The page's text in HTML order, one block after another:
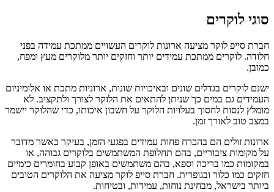
סוגי לוקרים
חברת סייפ לוקר מציעה ארונות לוקרים העשויים ממתכת עמידה בפני
חלודה. לוקרים ממתכת עמידים יותר וחזקים יותר מלוקרים מעץ ומפח,
כמובן.
ישנם לוקרים בגדלים שונים ובאיכויות שונות, ארוניות מתכת או אלומיניום
העמידים גם במים כך שניתן להתאים את הלוקר לצורך ולתקציב. לא
מומלץ לנסות לחסוך בעלויות הלוקר על חשבון איכותו, כדי שהלוקר יישמר
במצב טוב לאורך זמן.
ארונות זולים הם בהכרח פחות עמידים בפגעי הזמן, בעיקר כאשר מדובר
על מקומות ציבוריים, בהם תחלופת המשתמשים בלוקרים גבוהה, או
במקומות כמו בריכה וספא, בהם משתמשים באופן קבוע בחומרים כימיים
חזקים כמו כלור ובגופרית. חברת סייפ לוקר מציעה את הלוקרים הטובים
ביותר בישראל, מבחינת נוחות, עמידות, ובטיחות.